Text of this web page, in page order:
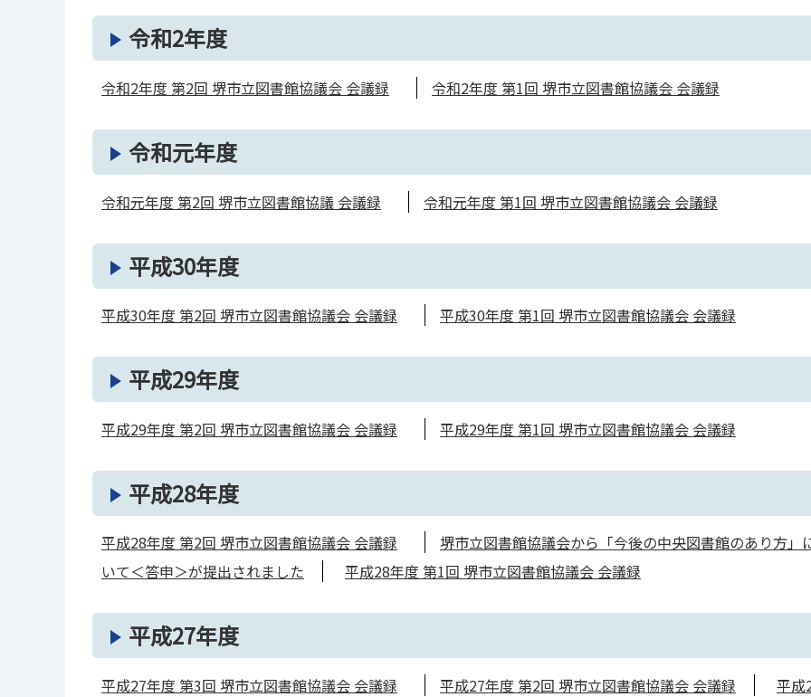
令和2年度
令和2年度 第2回 堺市立図書館協議会 会議録 令和2年度 第1回 堺市立図書館協議会 会議録
令和元年度
令和元年度 第2回 堺市立図書館協議 会議録 令和元年度 第1回 堺市立図書館協議会 会議録
平成30年度
平成30年度 第2回 堺市立図書館協議会 会議録 平成30年度 第1回 堺市立図書館協議会 会議録
平成29年度
平成29年度 第2回 堺市立図書館協議会 会議録 平成29年度 第1回 堺市立図書館協議会 会議録
平成28年度
平成28年度 第2回 堺市立図書館協議会 会議録
堺市立図書館協議会から「今後の中央図書館のあり方」
いて＜答申＞が提出されました
平成28年度 第1回 堺市立図書館協議会 会議録
平成27年度
平成27年度 第3回 堺市立図書館協議会 会議録 平成27年度 第2回 堺市立図書館協議会 会議録
平成